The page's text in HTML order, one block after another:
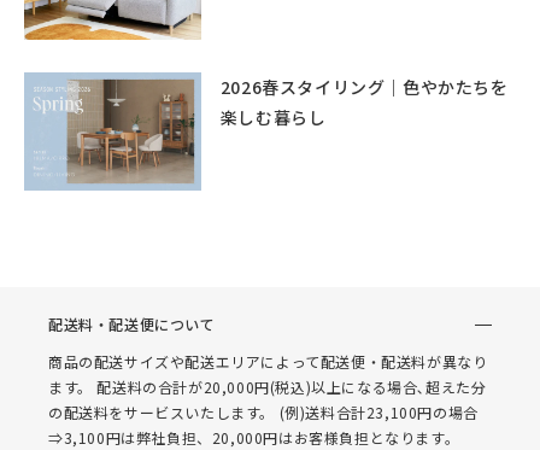
2026春スタイリング｜色やかたちを
楽しむ暮らし
配送料・配送便について
商品の配送サイズや配送エリアによって配送便・配送料が異なり
ます。 配送料の合計が20,000円(税込)以上になる場合､超えた分
の配送料をサービスいたします。 (例)送料合計23,100円の場合
⇒3,100円は弊社負担、20,000円はお客様負担となります。